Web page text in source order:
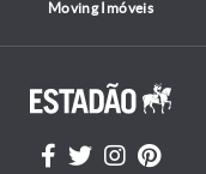
Moving Imóveis